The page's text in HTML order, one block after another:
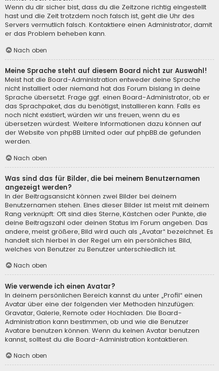
Wenn du dir sicher bist, dass du die Zeitzone richtig eingestellt
hast und die Zeit trotzdem noch falsch ist, geht die Uhr des
Servers vermutlich falsch. Kontaktiere einen Administrator, damit
er das Problem beheben kann.
Nach oben
Meine Sprache steht auf diesem Board nicht zur Auswahl!
Meist hat die Board-Administration entweder deine Sprache
nicht installiert oder niemand hat das Forum bislang in deine
Sprache übersetzt. Frage ggf. einen Board-Administrator, ob er
das Sprachpaket, das du benötigst, installieren kann. Falls es
noch nicht existiert, würden wir uns freuen, wenn du es
übersetzen würdest. Weitere Informationen dazu können auf
der Website von phpBB Limited oder auf phpBB.de gefunden
werden.
Nach oben
Was sind das für Bilder, die bei meinem Benutzernamen
angezeigt werden?
In der Beitragsansicht können zwei Bilder bei deinem
Benutzernamen stehen. Eines dieser Bilder ist meist mit deinem
Rang verknüpft: Oft sind dies Sterne, Kästchen oder Punkte, die
deine Beitragszahl oder deinen Status im Forum angeben. Das
andere, meist größere, Bild wird auch als „Avatar“ bezeichnet. Es
handelt sich hierbei in der Regel um ein persönliches Bild,
welches von Benutzer zu Benutzer unterschiedlich ist.
Nach oben
Wie verwende ich einen Avatar?
In deinem persönlichen Bereich kannst du unter „Profil“ einen
Avatar über eine der folgenden vier Methoden hinzufügen:
Gravatar, Galerie, Remote oder Hochladen. Die Board-
Administration kann bestimmen, ob und wie die Benutzer
Avatare benutzen können. Wenn du keinen Avatar benutzen
kannst, solltest du die Board-Administration kontaktieren.
Nach oben